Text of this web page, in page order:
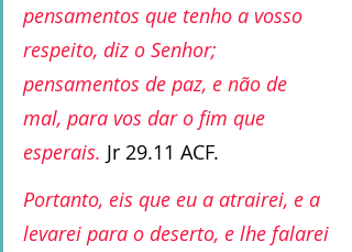
pensamentos que tenho a vosso
respeito, diz o Senhor;
pensamentos de paz, e não de
mal, para vos dar o fim que
esperais. Jr 29.11 ACF.
Portanto, eis que eu a atrairei, e a
levarei para o deserto, e lhe falarei